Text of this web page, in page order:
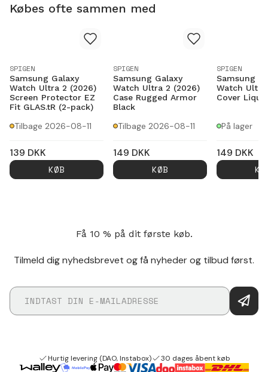
Købes ofte sammen med
SPIGEN
Samsung Galaxy
Watch Ultra 2 (2026)
Screen Protector EZ
Fit GLAS.tR (2-pack)
Tilbage 2026-08-11
139 DKK
KØB
SPIGEN
Samsung Galaxy
Watch Ultra 2 (2026)
Case Rugged Armor
Black
Tilbage 2026-08-11
149 DKK
KØB
SPIGEN
Samsung
Watch Ultra
Cover
På lager
149 DKK
Få 10 % på dit første køb.
Tilmeld dig nyhedsbrevet og få nyheder og tilbud først.
Hurtig levering (DAO, Instabox) 30 dages åbent køb